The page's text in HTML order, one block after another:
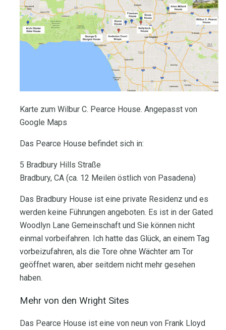
Karte zum Wilbur C. Pearce House. Angepasst von
Google Maps
Das Pearce House befindet sich in:
5 Bradbury Hills Straße
Bradbury, CA (ca. 12 Meilen östlich von Pasadena)
Das Bradbury House ist eine private Residenz und es
werden keine Führungen angeboten. Es ist in der Gated
Woodlyn Lane Gemeinschaft und Sie können nicht
einmal vorbeifahren. Ich hatte das Glück, an einem Tag
vorbeizufahren, als die Tore ohne Wächter am Tor
geöffnet waren, aber seitdem nicht mehr gesehen
haben.
Mehr von den Wright Sites
Das Pearce House ist eine von neun von Frank Lloyd